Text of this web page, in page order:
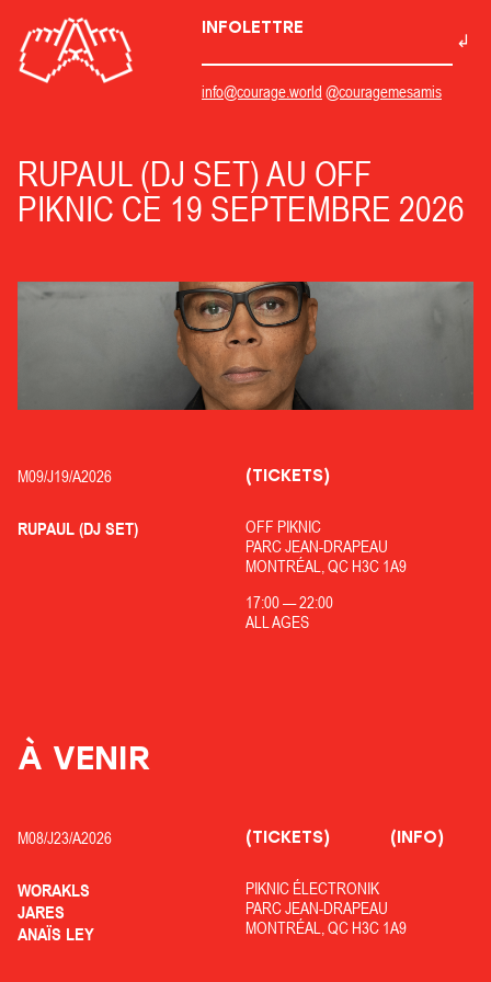
INFOLETTRE
info@courage.world @couragemesamis
RUPAUL (DJ SET) AU OFF
PIKNIC CE 19 SEPTEMBRE 2026
M09/J19/A2026
RUPAUL (DJ SET)
OFF PIKNIC
PARC JEAN-DRAPEAU
MONTRÉAL, QC H3C 1A9
17:00—22:00
ALL AGES
(TICKETS)
À VENIR
M08/J23/A2026
WORAKLS
JARES
ANAÏS LEY
PIKNIC ÉLECTRONIK
PARC JEAN-DRAPEAU
MONTRÉAL, QC H3C 1A9
(TICKETS) (INFO)